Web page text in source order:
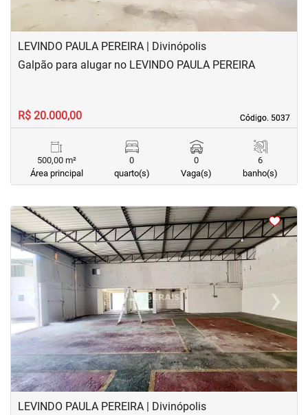
LEVINDO PAULA PEREIRA | Divinópolis
Código. 5037
Código. 5037
Galpão para alugar no LEVINDO PAULA PEREIRA
R$ 20.000,00
500,00 m²
Área principal
0
quarto(s)
0
Vaga(s)
6
banho(s)
<<<<
‹Previous ›Next
LEVINDO PAULA PEREIRA | Divinópolis